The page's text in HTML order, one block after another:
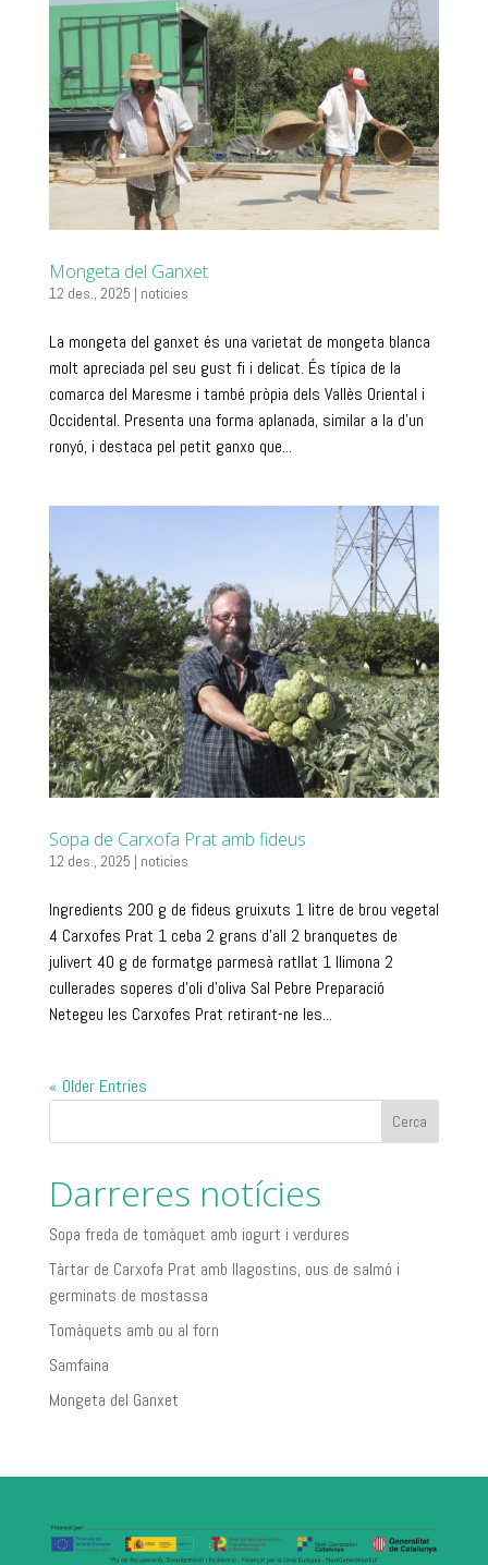
Mongeta del Ganxet
12 des., 2025 | noticies
La mongeta del ganxet és una varietat de mongeta blanca
molt apreciada pel seu gust fi i delicat. És típica de la
comarca del Maresme i també pròpia dels Vallès Oriental i
Occidental. Presenta una forma aplanada, similar a la d’un
ronyó, i destaca pel petit ganxo que...
Sopa de Carxofa Prat amb fideus
12 des., 2025 | noticies
Ingredients 200 g de fideus gruixuts 1 litre de brou vegetal
4 Carxofes Prat 1 ceba 2 grans d’all 2 branquetes de
julivert 40 g de formatge parmesà ratllat 1 llimona 2
cullerades soperes d’oli d’oliva Sal Pebre Preparació
Netegeu les Carxofes Prat retirant-ne les...
« Older Entries
Cerca
Darreres notícies
Sopa freda de tomàquet amb iogurt i verdures
Tàrtar de Carxofa Prat amb llagostins, ous de salmó i
germinats de mostassa
Tomàquets amb ou al forn
Samfaina
Mongeta del Ganxet